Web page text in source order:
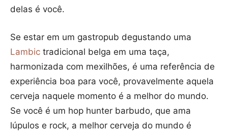
delas é você.
Se estar em um gastropub degustando uma
Lambic tradicional belga em uma taça,
harmonizada com mexilhões, é uma referência de
experiência boa para você, provavelmente aquela
cerveja naquele momento é a melhor do mundo.
Se você é um hop hunter barbudo, que ama
lúpulos e rock, a melhor cerveja do mundo é